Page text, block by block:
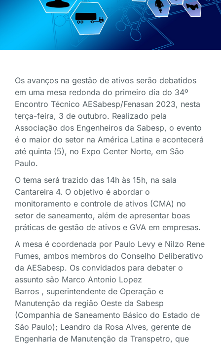
Os avanços na gestão de ativos serão debatidos
em uma mesa redonda do primeiro dia do 34º
Encontro Técnico AESabesp/Fenasan 2023, nesta
terça-feira, 3 de outubro. Realizado pela
Associação dos Engenheiros da Sabesp, o evento
é o maior do setor na América Latina e acontecerá
até quinta (5), no Expo Center Norte, em São
Paulo.
O tema será trazido das 14h às 15h, na sala
Cantareira 4. O objetivo é abordar o
monitoramento e controle de ativos (CMA) no
setor de saneamento, além de apresentar boas
práticas de gestão de ativos e GVA em empresas.
A mesa é coordenada por Paulo Levy e Nilzo Rene
Fumes, ambos membros do Conselho Deliberativo
da AESabesp. Os convidados para debater o
assunto são Marco Antonio Lopez
Barros , superintendente de Operação e
Manutenção da região Oeste da Sabesp
(Companhia de Saneamento Básico do Estado de
São Paulo); Leandro da Rosa Alves, gerente de
Engenharia de Manutenção da Transpetro, que